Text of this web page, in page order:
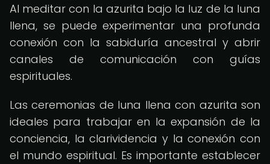
Al meditar con la azurita bajo la luz de la luna
llena, se puede experimentar una profunda
conexión con la sabiduría ancestral y abrir
canales de comunicación con guías
espirituales.
Las ceremonias de luna llena con azurita son
ideales para trabajar en la expansión de la
conciencia, la clarividencia y la conexión con
el mundo espiritual. Es importante establecer